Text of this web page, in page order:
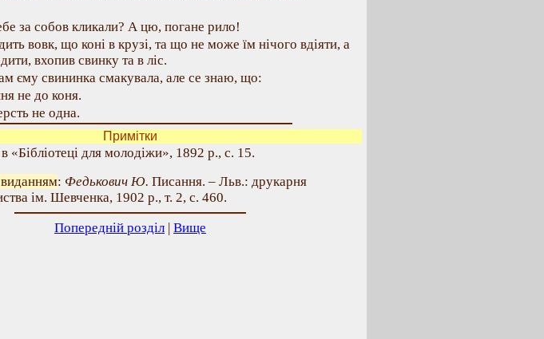
за собов кликали? А цю, погане рило!
вовк, що коні в крузі, та що не може їм нічого вдіяти, а
вхопив свинку та в ліс.
єму свининка смакувала, але се знаю, що:
не до коня.
не одна.
Примітки
«Бібліотеці для молодіжи», 1892 р., с. 15.
: Федькович Ю. Писання. – Льв.: друкарня
ім. Шевченка, 1902 р., т. 2, с. 460.
Попередній розділ | Вище